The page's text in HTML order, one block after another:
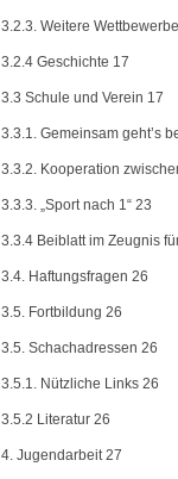
3.2.3. Weitere
3.2.4 Geschichte 17
3.3 Schule und Verein 17
3.3.1. Gemeinsam geht’s
3.3.2. Kooperation
3.3.3. „Sport nach 1“ 23
3.3.4 Beiblatt im Zeugnis
3.4. Haftungsfragen 26
3.5. Fortbildung 26
3.5. Schachadressen 26
3.5.1. Nützliche Links 26
3.5.2 Literatur 26
4. Jugendarbeit 27